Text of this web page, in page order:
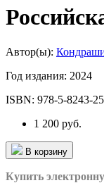
Автор(ы):
Год издания: 2024
ISBN: 978-5-8243-
1 200 руб.
В корзину
Купить